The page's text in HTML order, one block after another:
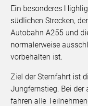
Ein besonderes
südlichen Strecken,
Autobahn A255 und
normalerweise
vorbehalten ist.
Ziel der Sternfahrt ist
Jungfernstieg. Bei der
fahren alle